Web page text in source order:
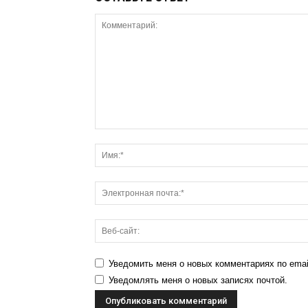
Уведомить меня о новых комментариях по
Уведомлять меня о новых записях почтой.